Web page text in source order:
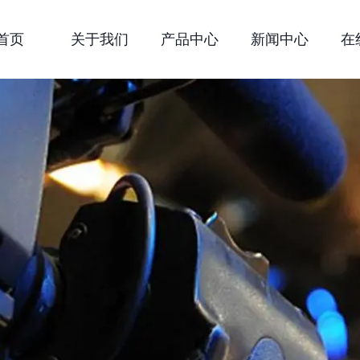
页 关于我们 产品中心 新闻中心 在